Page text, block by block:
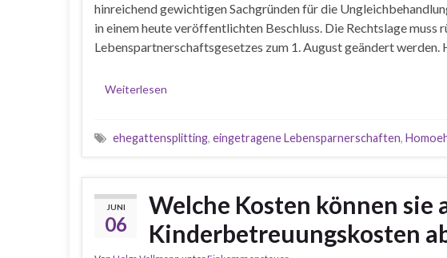
hinreichend gewichtigen Sachgründen für die
in einem heute veröffentlichten Beschluss. Die Rechtslage muss
Lebenspartnerschaftsgesetzes zum 1. August geändert
Weiterlesen
ehegattensplitting, eingetragene Lebensparnerschaften,
JUNI
06
Welche Kosten können sie
Kinderbetreuungskosten